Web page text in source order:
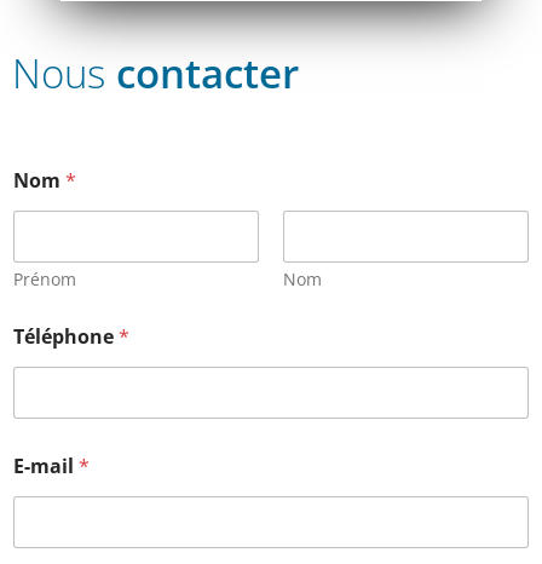
Nous contacter
Nom *
Prénom Nom
Téléphone*
E-mail *